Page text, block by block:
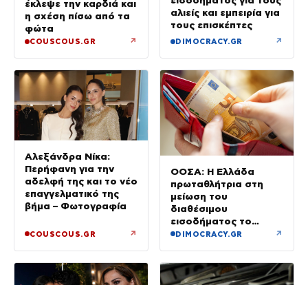
έκλεψε την καρδιά και
η σχέση πίσω από τα
φώτα
COUSCOUS.GR ↗
αλιείς και εμπειρία για
τους επισκέπτες
DIMOCRACY.GR ↗
Αλεξάνδρα Νίκα:
Περήφανη για την
αδελφή της και το νέο
επαγγελματικό της
βήμα – Φωτογραφία
COUSCOUS.GR ↗
ΟΟΣΑ: Η Ελλάδα
πρωταθλήτρια στη
μείωση του
διαθέσιμου
εισοδήματος το
πρώτο τρίμηνο του
DIMOCRACY.GR ↗